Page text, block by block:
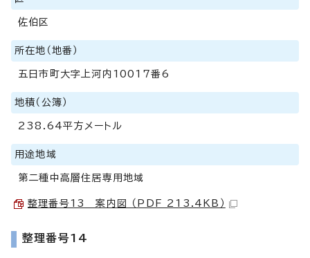
佐伯区
所在地（地番）
五日市町大字上河内10017番6
地積（公簿）
238.64平方メートル
用途地域
第二種中高層住居専用地域
整理番号13 案内図 （PDF 213.4KB）
整理番号14